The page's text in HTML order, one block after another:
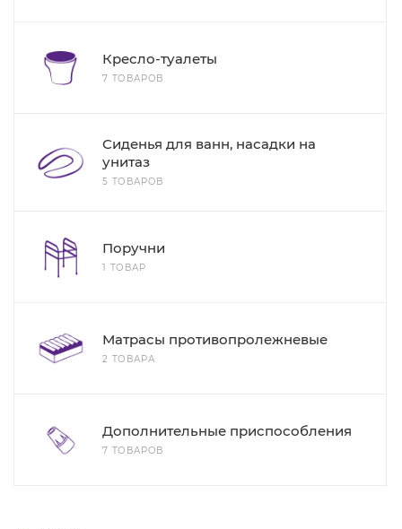
Кресло-туалеты
7 ТОВАРОВ
Сиденья для ванн, насадки на
унитаз
5 ТОВАРОВ
Поручни
1 ТОВАР
Матрасы противопролежневые
2 ТОВАРА
Дополнительные приспособления
7 ТОВАРОВ